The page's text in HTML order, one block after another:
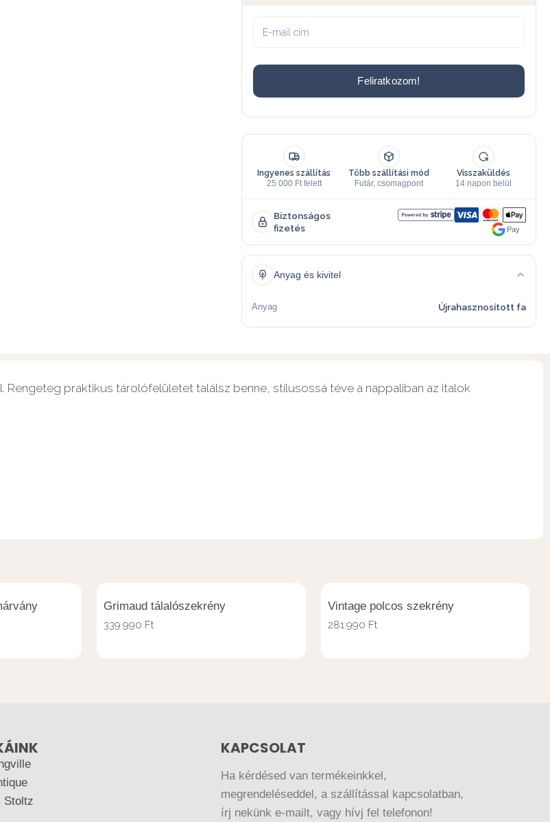
Feliratkozom!
Ingyenes szállítás
25 000 Ft felett
Több szállítási mód
Futár, csomagpont
Visszaküldés
14 napon belül
Biztonságos
fizetés
Pay
Anyag és kivitel
Anyag Újrahasznosított fa
praktikus tárolófelületet találsz benne, stílusossá téve a nappaliban az italok
Grimaud tálalószekrény
339.990 Ft
Vintage polcos szekrény
281.990 Ft
Stoltz
KAPCSOLAT
Ha kérdésed van termékeinkkel,
megrendeléseddel, a szállítással kapcsolatban,
írj nekünk e-mailt, vagy hívj fel telefonon!